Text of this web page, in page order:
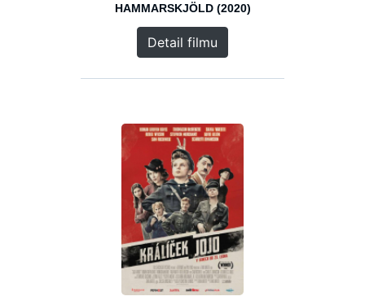
HAMMARSKJÖLD (2020)
Detail filmu